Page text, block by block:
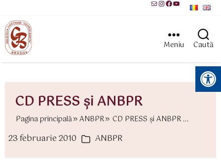
MailInstagram
Facebook
YouTube
Meniu Caută
Instrumente pentru accesibilitate
CD PRESS şi ANBPR
Pagina principală ANBPR CD PRESS şi ANBPR ...
23 februarie 2010 Categorii
ANBPR